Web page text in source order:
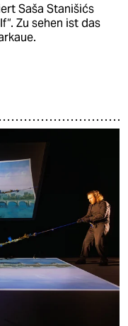
Saša Stanišićs
Zu sehen ist das